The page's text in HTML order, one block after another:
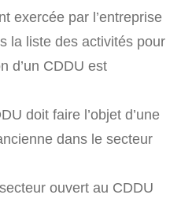
exercée par l’entreprise
la liste des activités pour
d’un CDDU est
doit faire l’objet d’une
dans le secteur
ouvert au CDDU